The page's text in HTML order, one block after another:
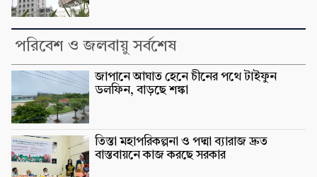
পরিবেশ ও জলবায়ু সর্বশেষ
জাপানে আঘাত হেনে চীনের পথে টাইফুন
ডলফিন, বাড়ছে শঙ্কা
তিস্তা মহাপরিকল্পনা ও পদ্মা ব্যারাজ দ্রুত
বাস্তবায়নে কাজ করছে সরকার